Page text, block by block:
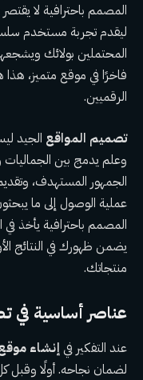
المصمم باحترافية لا
ليقدم تجربة مستخدم
المحتملين بولائك
فاخرًا في موقع متميز،
الرقميين.
تصميم المواقع الجيد
وعلم يدمج بين
الجمهور المستهدف،
عملية الوصول إلى ما
المصمم باحترافية يأخذ
يضمن ظهورك في النتائج
منتجاتك.
عناصر أساسية في
عند التفكير في إنشاء
لضمان نجاحه. أولًا وقبل